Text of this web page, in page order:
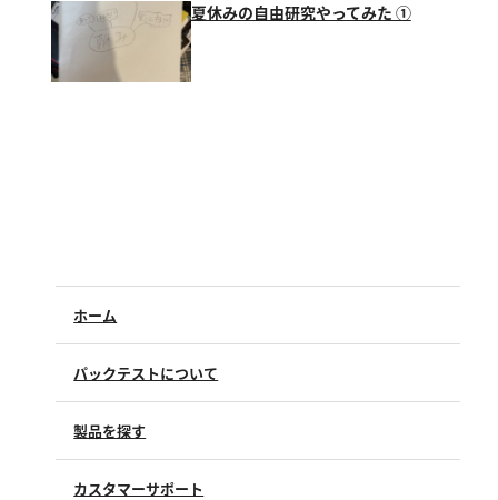
夏休みの自由研究やってみた ①
ホーム
パックテストについて
製品を探す
カスタマーサポート